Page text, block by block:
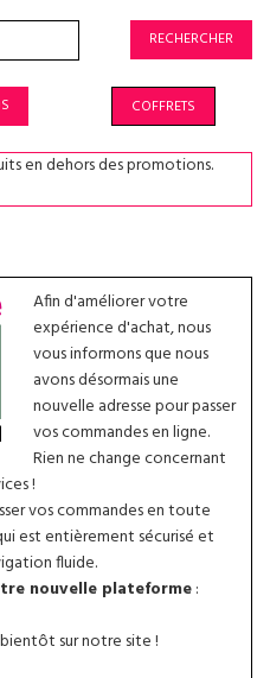
RECHERCHER
COFFRETS
en dehors des promotions.
Afin d'améliorer votre
expérience d'achat, nous
vous informons que nous
avons désormais une
nouvelle adresse pour passer
vos commandes en ligne.
Rien ne change concernant
!
vos commandes en toute
est entièrement sécurisé et
fluide.
nouvelle plateforme:
sur notre site !